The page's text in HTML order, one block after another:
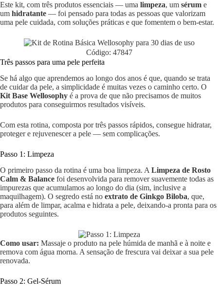
Este kit, com três produtos essenciais — uma limpeza, um sérum e
um hidratante — foi pensado para todas as pessoas que valorizam
uma pele cuidada, com soluções práticas e que fomentem o bem-estar.
Código: 47847
Três passos para uma pele perfeita
Se há algo que aprendemos ao longo dos anos é que, quando se trata
de cuidar da pele, a simplicidade é muitas vezes o caminho certo. O
Kit Base Wellosophy é a prova de que não precisamos de muitos
produtos para conseguirmos resultados visíveis.
Com esta rotina, composta por três passos rápidos, consegue hidratar,
proteger e rejuvenescer a pele — sem complicações.
Passo 1: Limpeza
O primeiro passo da rotina é uma boa limpeza. A Limpeza de Rosto
Calm & Balance foi desenvolvida para remover suavemente todas as
impurezas que acumulamos ao longo do dia (sim, inclusive a
maquilhagem). O segredo está no extrato de Ginkgo Biloba, que,
para além de limpar, acalma e hidrata a pele, deixando-a pronta para os
produtos seguintes.
Como usar: Massaje o produto na pele húmida de manhã e à noite e
remova com água morna. A sensação de frescura vai deixar a sua pele
renovada.
Passo 2: Gel-Sérum